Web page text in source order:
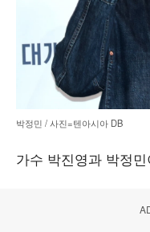
박정민 / 사진=텐아시아 DB
가수 박진영과 박정